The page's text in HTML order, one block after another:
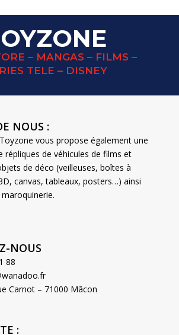
– MANGAS – FILMS –
TELE – DISNEY
NOUS :
vous propose également une
répliques de véhicules de films et
de déco (veilleuses, boîtes à
canvas, tableaux, posters…) ainsi
NOUS
88
Carnot – 71000 Mâcon
: